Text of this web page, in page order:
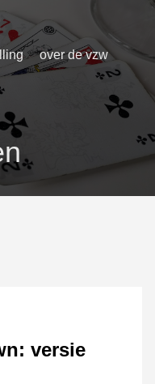
over de vzw
versie